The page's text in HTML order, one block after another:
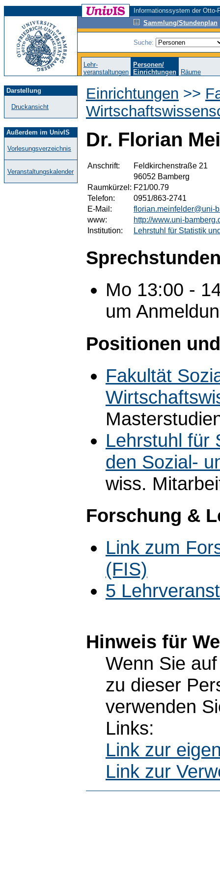
Informationssystem der
Sammlung/Stundenplan
Suche:
Lehr-
veranstaltungen
Personen/
Einrichtungen
Räume
Darstellung
Druckansicht
Außerdem im UnivIS
Vorlesungsverzeichnis
Veranstaltungskalender
Einrichtungen >>
Dr. Florian
Anschrift:
Feldkirchenstraße 21
96052 Bamberg
Raumkürzel: F21/00.79
Telefon:
0951/863-2741
E-Mail:
florian.meinfelder@uni-
www:
http://www.uni-
Institution:
Lehrstuhl für Statistik
Mo 13:00 -
um
Positionen
Fakultät
Lehrstuhl für
den Sozial-
wiss.
Forschung &
Link zum
(FIS)
5
Hinweis für
Wenn Sie
zu dieser
verwenden
Links:
Link zur
Link zur